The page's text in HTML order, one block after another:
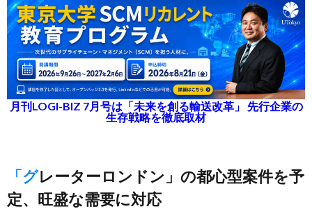
月刊LOGI-BIZ 7月号は「未来を創る輸送改革」 先行企業の
生存戦略を徹底取材
「グレーターロンドン」の都心型案件を予
定、旺盛な需要に対応